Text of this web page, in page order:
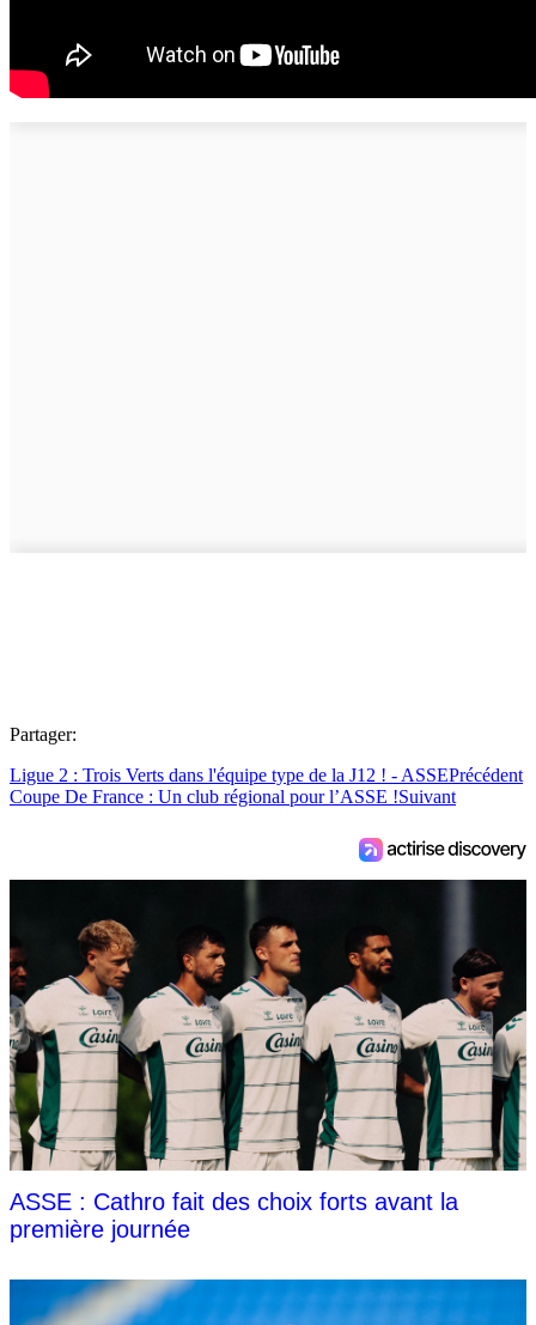
Partager:
Ligue 2 : Trois Verts dans l'équipe type de la J12 ! - ASSEPrécédent
Coupe De France : Un club régional pour l’ASSE !Suivant
ASSE : Cathro fait des choix forts avant la
première journée